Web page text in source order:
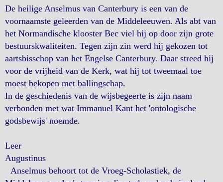
De heilige Anselmus van Canterbury is een van de
voornaamste geleerden van de Middeleeuwen. Als abt van
het Normandische klooster Bec viel hij op door zijn grote
bestuurskwaliteiten. Tegen zijn zin werd hij gekozen tot
aartsbisschop van het Engelse Canterbury. Daar streed hij
voor de vrijheid van de Kerk, wat hij tot tweemaal toe
moest bekopen met ballingschap.
In de geschiedenis van de wijsbegeerte is zijn naam
verbonden met wat Immanuel Kant het 'ontologische
godsbewijs' noemde.
Leer
Augustinus
Anselmus behoort tot de Vroeg-Scholastiek, de